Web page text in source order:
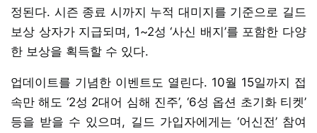
정된다. 시즌 종료 시까지 누적 대미지를 기준으로 길드
보상 상자가 지급되며, 1~2성 ‘사신 배지’를 포함한 다양
한 보상을 획득할 수 있다.
업데이트를 기념한 이벤트도 열린다. 10월 15일까지 접
속만 해도 ‘2성 2대어 심해 진주’, ‘6성 옵션 초기화 티켓’
등을 받을 수 있으며, 길드 가입자에게는 ‘어신전’ 참여